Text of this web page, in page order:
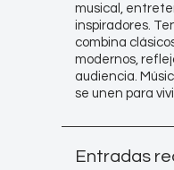
musical,
inspiradores.
combina
modernos,
audiencia.
se unen para
Entradas